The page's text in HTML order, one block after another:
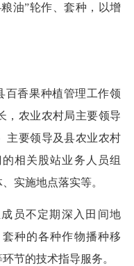
油”轮作、套种，以增
香果种植管理工作领
，农业农村局主要领导
主要领导及县农业农村
相关股站业务人员组
实施地点落实等。
员不定期深入田间地
种的各种作物播种移
节的技术指导服务。